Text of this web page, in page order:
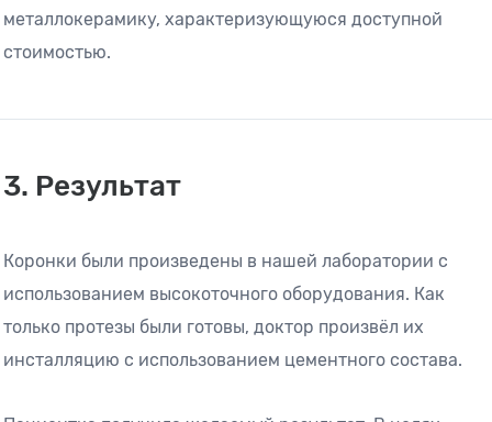
металлокерамику, характеризующуюся доступной
стоимостью.
3. Результат
Коронки были произведены в нашей лаборатории с
использованием высокоточного оборудования. Как
только протезы были готовы, доктор произвёл их
инсталляцию с использованием цементного состава.